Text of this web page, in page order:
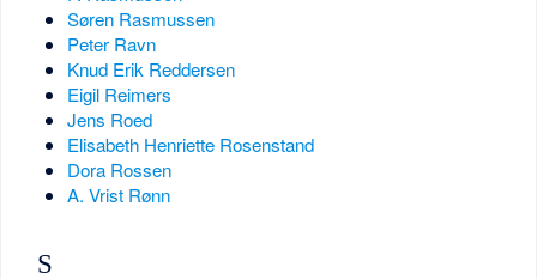
Søren Rasmussen
Peter Ravn
Knud Erik Reddersen
Eigil Reimers
Jens Roed
Elisabeth Henriette Rosenstand
Dora Rossen
A. Vrist Rønn
S